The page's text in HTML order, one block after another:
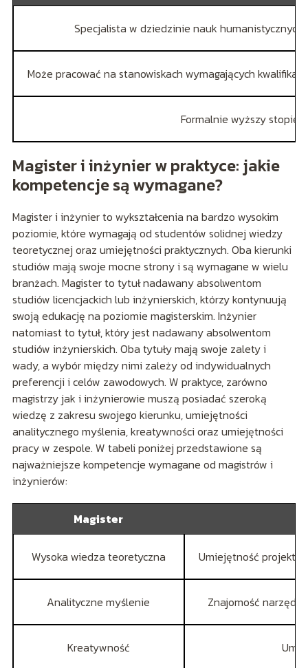
Specjalista w dziedzinie nauk humanistycznych,
Może pracować na stanowiskach wymagających
Formalnie wyższy stopień
Magister i inżynier w praktyce: jakie
kompetencje są wymagane?
Magister i inżynier to wykształcenia na bardzo wysokim
poziomie, które wymagają od studentów solidnej wiedzy
teoretycznej oraz umiejętności praktycznych. Oba kierunki
studiów mają swoje mocne strony i są wymagane w wielu
branżach. Magister to tytuł nadawany absolwentom
studiów licencjackich lub inżynierskich, którzy kontynuują
swoją edukację na poziomie magisterskim. Inżynier
natomiast to tytuł, który jest nadawany absolwentom
studiów inżynierskich. Oba tytuły mają swoje zalety i
wady, a wybór między nimi zależy od indywidualnych
preferencji i celów zawodowych. W praktyce, zarówno
magistrzy jak i inżynierowie muszą posiadać szeroką
wiedzę z zakresu swojego kierunku, umiejętności
analitycznego myślenia, kreatywności oraz umiejętności
pracy w zespole. W tabeli poniżej przedstawione są
najważniejsze kompetencje wymagane od magistrów i
inżynierów:
Magister
Wysoka wiedza teoretyczna Umiejętność
Analityczne myślenie Znajomość
Kreatywność